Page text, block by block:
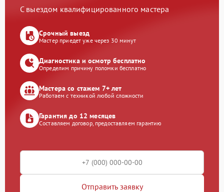
С выездом квалифицированного мастера
Срочный выезд
Мастер приедет уже через 30 минут
Диагностика и осмотр бесплатно
Определим причину поломки бесплатно
Мастера со стажем 7+ лет
Работаем с техникой любой сложности
Гарантия до 12 месяцев
Составляем договор, предоставляем гарантию
Отправить заявку